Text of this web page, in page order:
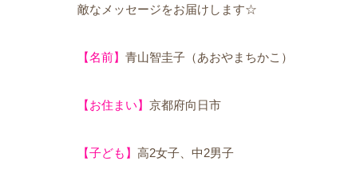
敵なメッセージをお届けします☆
【名前】 青山智圭子（あおやまちかこ）
【お住まい】 京都府向日市
【子ども】 高2女子、中2男子